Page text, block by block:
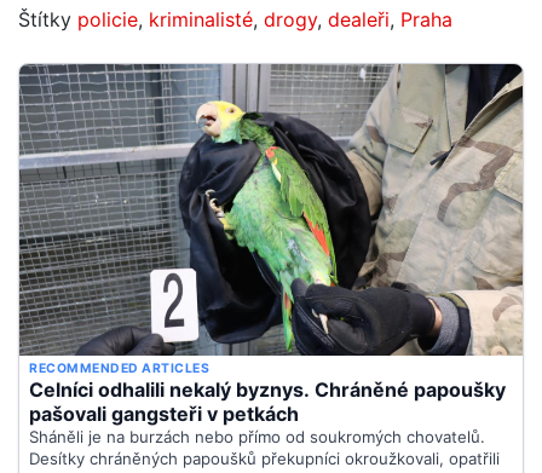
Štítky policie, kriminalisté, drogy, dealeři, Praha